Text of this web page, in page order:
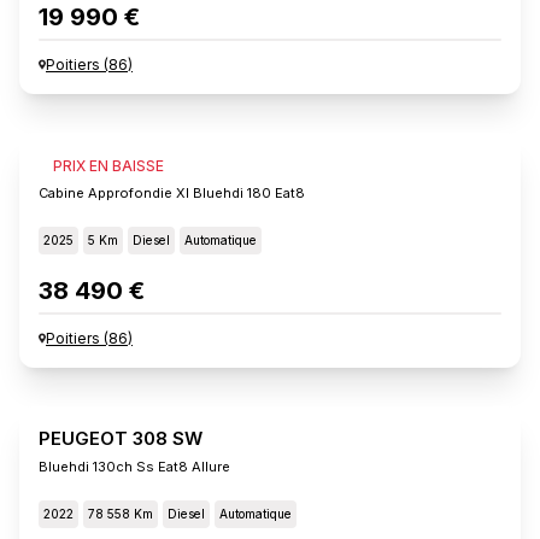
19 990 €
Poitiers (86)
PRIX EN BAISSE
FIAT SCUDO
Cabine Approfondie Xl Bluehdi 180 Eat8
2025 5 Km Diesel Automatique
38 490 €
Poitiers (86)
PEUGEOT 308 SW
Bluehdi 130ch Ss Eat8 Allure
2022 78 558 Km Diesel Automatique